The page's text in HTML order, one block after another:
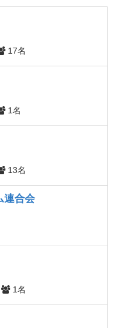
17名
1名
13名
連合会
1名